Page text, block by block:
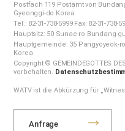
Postfach 119 Postamt von
Gyeonggi-do Korea
Tel.: 82-31-738-5999 Fax: 82-31-738-
Hauptsitz: 50 Sunae-ro Bundang-
Hauptgemeinde: 35 Pangyoyeok-
Korea
Copyright © GEMEINDEGOTTES
vorbehalten.
WATV ist die Abkürzung für
Anfrage